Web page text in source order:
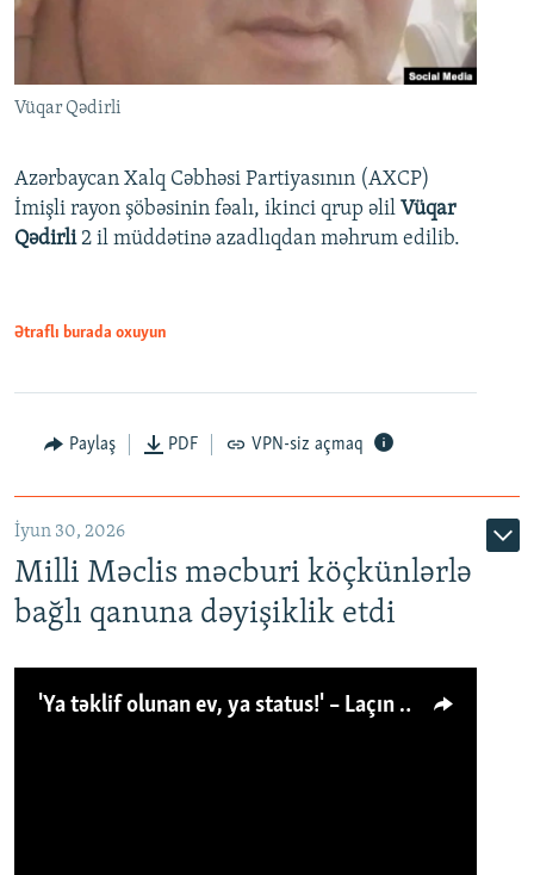
Vüqar Qədirli
Azərbaycan Xalq Cəbhəsi Partiyasının (AXCP)
İmişli rayon şöbəsinin fəalı, ikinci qrup əlil Vüqar
Qədirli2 il müddətinə azadlıqdan məhrum edilib.
Ətraflı burada oxuyun
Paylaş PDF VPN-siz açmaq
İyun 30, 2026
Milli Məclis məcburi köçkünlərlə
bağlı qanuna dəyişiklik etdi
'Ya təklif olunan ev, ya status!' – Laçın köçkünü: 'Laçından başqa heç hara!'